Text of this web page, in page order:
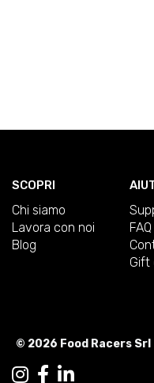
SCOPRI
Chi siamo
Lavora con noi
Blog
FAQ
Gift
© 2026 Food Racers Srl